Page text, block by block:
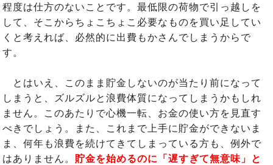
程度は仕方のないことです。最低限の荷物で引っ越しを
して、そこからちょこちょこ必要なものを買い足してい
くと考えれば、必然的に出費もかさんでしまうからで
す。
とはいえ、このまま貯金しないのが当たり前になって
しまうと、ズルズルと浪費体質になってしまうかもしれ
ません。このあたりで心機一転、お金の使い方を見直す
べきでしょう。また、これまで上手に貯金ができないま
ま、何年も浪費を続けてきてしまっている方も、例外で
はありません。 貯金を始めるのに「遅すぎて無意味」と